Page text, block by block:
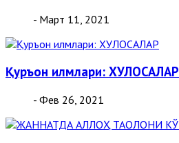
- Март 11, 2021
Қуръон илмлари: ХУЛОСАЛАР
- Фев 26, 2021